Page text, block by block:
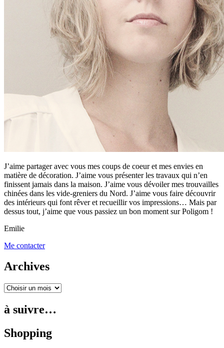
J’aime partager avec vous mes coups de coeur et mes envies en
matière de décoration. J’aime vous présenter les travaux qui n’en
finissent jamais dans la maison. J’aime vous dévoiler mes trouvailles
chinées dans les vide-greniers du Nord. J’aime vous faire découvrir
des intérieurs qui font rêver et recueillir vos impressions… Mais par
dessus tout, j’aime que vous passiez un bon moment sur Poligom !
Emilie
Me contacter
Archives
à suivre…
Shopping